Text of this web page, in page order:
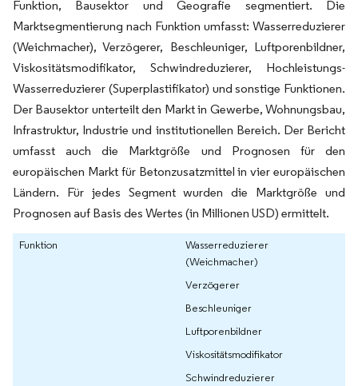
Funktion, Bausektor und Geografie segmentiert. Die
Marktsegmentierung nach Funktion umfasst: Wasserreduzierer
(Weichmacher), Verzögerer, Beschleuniger, Luftporenbildner,
Viskositätsmodifikator, Schwindreduzierer, Hochleistungs-
Wasserreduzierer (Superplastifikator) und sonstige Funktionen.
Der Bausektor unterteilt den Markt in Gewerbe, Wohnungsbau,
Infrastruktur, Industrie und institutionellen Bereich. Der Bericht
umfasst auch die Marktgröße und Prognosen für den
europäischen Markt für Betonzusatzmittel in vier europäischen
Ländern. Für jedes Segment wurden die Marktgröße und
Prognosen auf Basis des Wertes (in Millionen USD) ermittelt.
Funktion
Wasserreduzierer
(Weichmacher)
Verzögerer
Beschleuniger
Luftporenbildner
Viskositätsmodifikator
Schwindreduzierer